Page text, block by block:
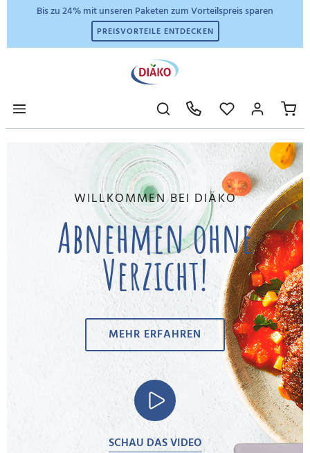
Bis zu 24% mit unseren Paketen zum Vorteilspreis sparen
PREISVORTEILE ENTDECKEN
WILLKOMMEN BEI DIÄKO
Abnehmen ohne
Verzicht!
MEHR ERFAHREN
SCHAU DAS VIDEO